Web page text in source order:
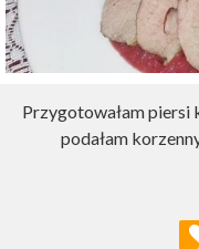
Przygotowałam piersi
podałam